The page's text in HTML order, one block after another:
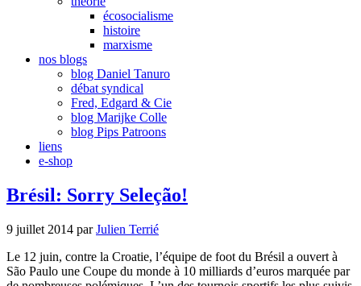
écosocialisme
histoire
marxisme
nos blogs
blog Daniel Tanuro
débat syndical
Fred, Edgard & Cie
blog Marijke Colle
blog Pips Patroons
liens
e-shop
Brésil: Sorry Seleção!
9 juillet 2014 parJulien Terrié
Le 12 juin, contre la Croatie, l’équipe de foot du Brésil a ouvert à
São Paulo une Coupe du monde à 10 milliards d’euros marquée par